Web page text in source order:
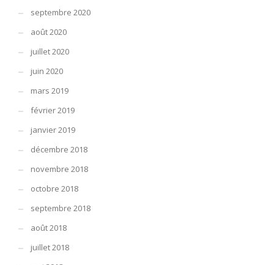
septembre 2020
août 2020
juillet 2020
juin 2020
mars 2019
février 2019
janvier 2019
décembre 2018
novembre 2018
octobre 2018
septembre 2018
août 2018
juillet 2018